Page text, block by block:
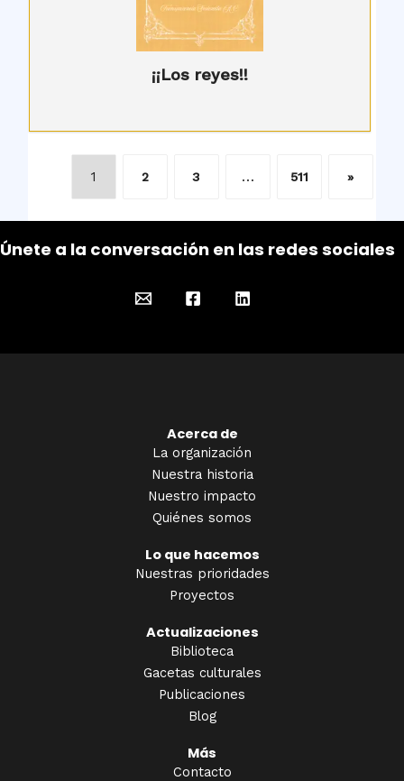
¡¡Los reyes!!
1 2 3 … 511 »
Únete a la conversación en las redes sociales
Acerca de
La organización
Nuestra historia
Nuestro impacto
Quiénes somos
Lo que hacemos
Nuestras prioridades
Proyectos
Actualizaciones
Biblioteca
Gacetas culturales
Publicaciones
Blog
Más
Contacto